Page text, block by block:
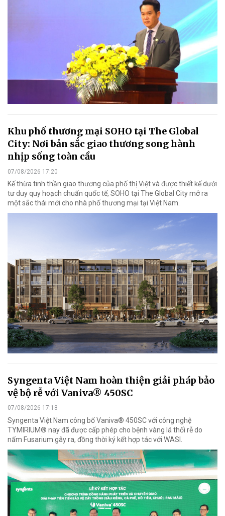
Khu phố thương mại SOHO tại The Global
City: Nơi bản sắc giao thương song hành
nhịp sống toàn cầu
07/08/2026 17:20
Kế thừa tinh thần giao thương của phố thị Việt và được thiết kế dưới
tư duy quy hoạch chuẩn quốc tế, SOHO tại The Global City mở ra
một sắc thái mới cho nhà phố thương mại tại Việt Nam.
Syngenta Việt Nam hoàn thiện giải pháp bảo
vệ bộ rễ với Vaniva® 450SC
07/08/2026 17:18
Syngenta Việt Nam công bố Vaniva® 450SC với công nghệ
TYMIRIUM® nay đã được cấp phép cho bệnh vàng lá thối rễ do
nấm Fusarium gây ra, đồng thời ký kết hợp tác với WASI.